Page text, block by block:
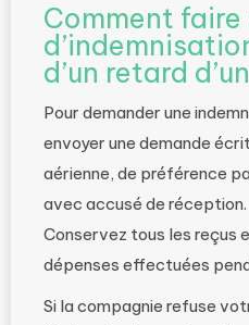
Comment faire
d’un retard
Pour demander une
envoyer une demande
aérienne, de préférence
avec accusé de réception.
Conservez tous les reçus
dépenses effectuées
Si la compagnie refuse